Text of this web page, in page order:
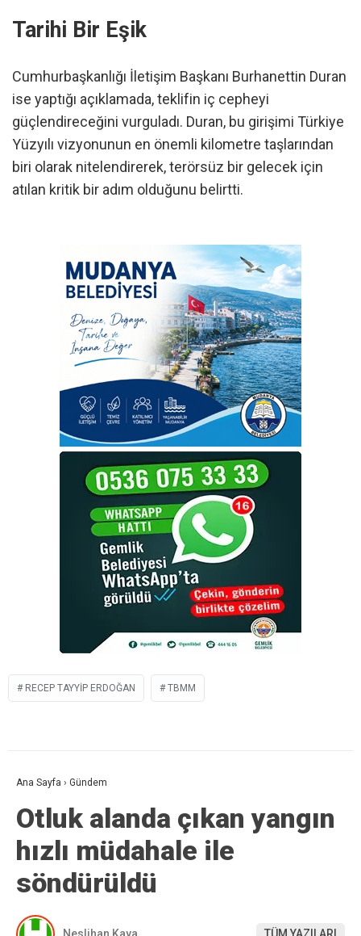
Tarihi Bir Eşik
Cumhurbaşkanlığı İletişim Başkanı Burhanettin Duran
ise yaptığı açıklamada, teklifin iç cepheyi
güçlendireceğini vurguladı. Duran, bu girişimi Türkiye
Yüzyılı vizyonunun en önemli kilometre taşlarından
biri olarak nitelendirerek, terörsüz bir gelecek için
atılan kritik bir adım olduğunu belirtti.
RECEP TAYYIP ERDOĞAN TBMM
Ana Sayfa › Gündem
Otluk alanda çıkan yangın
hızlı müdahale ile
söndürüldü